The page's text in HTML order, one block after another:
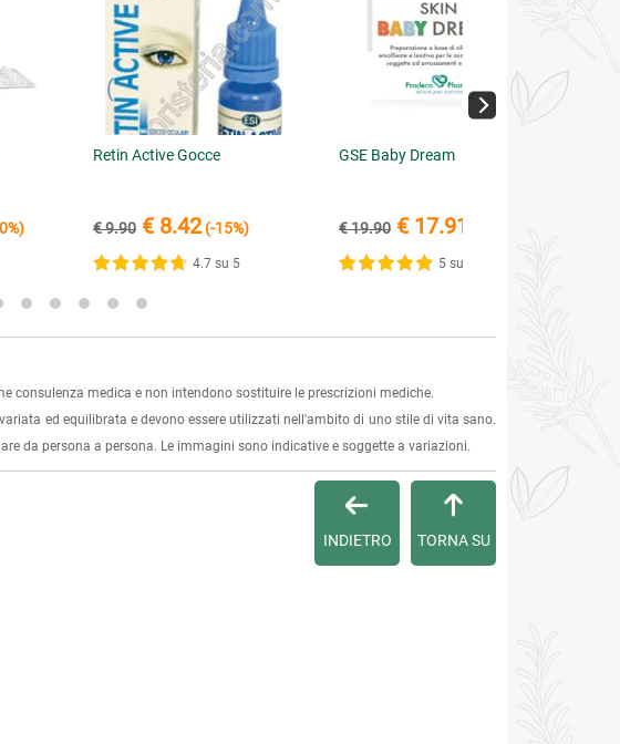
Retin Active Gocce
€ 9.90 € 8.42(-15%)
4.7 su 5
GSE Baby Dream
€ 19.90 € 17.91
5 su 5
consulenza medica e non intendono sostituire le prescrizioni mediche.
ed equilibrata e devono essere utilizzati nell'ambito di uno stile di vita sano.
da persona a persona. Le immagini sono indicative e soggette a variazioni.
TORNA SU
INDIETRO